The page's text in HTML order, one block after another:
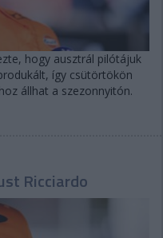
hogy ausztrál pilótájuk
így csütörtökön
állhat a szezonnyitón.
Ricciardo